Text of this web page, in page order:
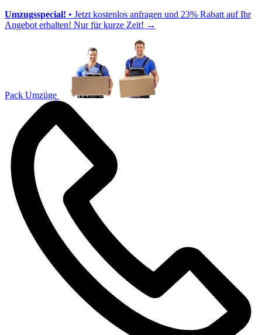
Umzugsspecial! • Jetzt kostenlos anfragen und 23% Rabatt auf Ihr
Angebot erhalten! Nur für kurze Zeit! →
Pack Umzüge